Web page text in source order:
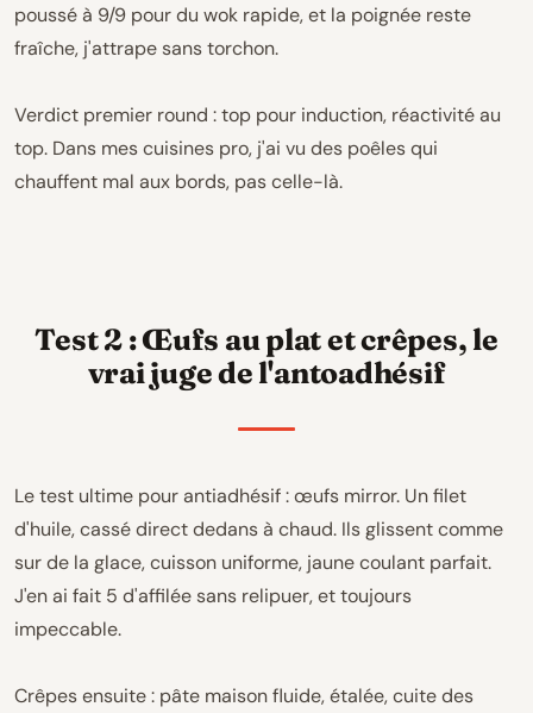
poussé à 9/9 pour du wok rapide, et la poignée reste
fraîche, j'attrape sans torchon.
Verdict premier round : top pour induction, réactivité au
top. Dans mes cuisines pro, j'ai vu des poêles qui
chauffent mal aux bords, pas celle-là.
Test 2 : Œufs au plat et crêpes, le
vrai juge de l'antoadhésif
Le test ultime pour antiadhésif : œufs mirror. Un filet
d'huile, cassé direct dedans à chaud. Ils glissent comme
sur de la glace, cuisson uniforme, jaune coulant parfait.
J'en ai fait 5 d'affilée sans relipuer, et toujours
impeccable.
Crêpes ensuite : pâte maison fluide, étalée, cuite des